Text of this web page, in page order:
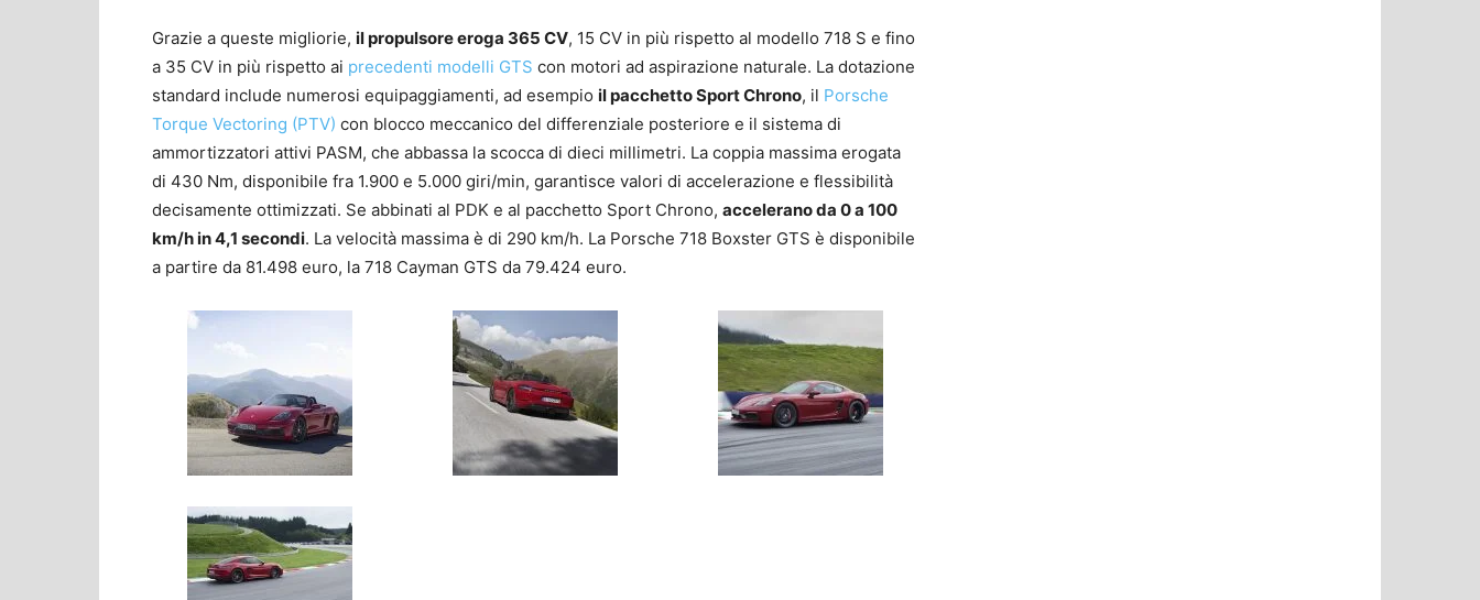
Grazie a queste migliorie, il propulsore eroga 365 CV, 15 CV in più rispetto al modello 718 S e fino
a 35 CV in più rispetto ai precedenti modelli GTS con motori ad aspirazione naturale. La dotazione
standard include numerosi equipaggiamenti, ad esempio il pacchetto Sport Chrono, il Porsche
Torque Vectoring (PTV) con blocco meccanico del differenziale posteriore e il sistema di
ammortizzatori attivi PASM, che abbassa la scocca di dieci millimetri. La coppia massima erogata
di 430 Nm, disponibile fra 1.900 e 5.000 giri/min, garantisce valori di accelerazione e flessibilità
decisamente ottimizzati. Se abbinati al PDK e al pacchetto Sport Chrono, accelerano da 0 a 100
km/h in 4,1 secondi. La velocità massima è di 290 km/h. La Porsche 718 Boxster GTS è disponibile
a partire da 81.498 euro, la 718 Cayman GTS da 79.424 euro.